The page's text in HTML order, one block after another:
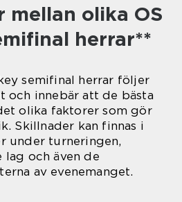
mellan olika OS
herrar**
semifinal herrar följer
och innebär att de bästa
olika faktorer som gör
Skillnader kan finnas i
under turneringen,
lag och även de
av evenemanget.